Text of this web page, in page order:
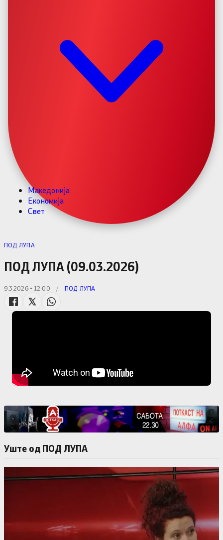
Македонија
Економија
Свет
ПОД ЛУПА
ПОД ЛУПА (09.03.2026)
9.3.2026 • 12:00 / ПОД ЛУПА
Уште од ПОД ЛУПА